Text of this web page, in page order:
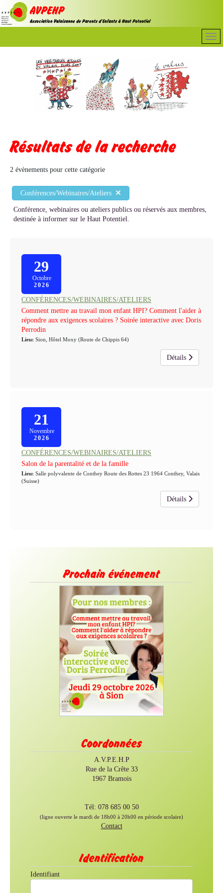
Résultats de la recherche
2 évènements pour cette catégorie
Conférences/Webinaires/Ateliers
Conférence, webinaires ou ateliers publics ou réservés aux membres,
destinée à informer sur le Haut Potentiel.
29
Octobre
2026
CONFÉRENCES/WEBINAIRES/ATELIERS
Comment mettre au travail mon enfant HPI? Comment l'aider à
répondre aux exigences scolaires ? Soirée interactive avec Doris
Perrodin
Lieu: Sion, Hôtel Moxy (Route de Chippis 64)
Détails
21
Novembre
2026
CONFÉRENCES/WEBINAIRES/ATELIERS
Salon de la parentalité et de la famille
Lieu: Salle polyvalente de Conthey Route des Rottes 23 1964 Conthey, Valais
(Suisse)
Détails
Prochain événement
Coordonnées
A.V.P.E.H.P
Rue de la Crête 33
1967 Bramois
Tél: 078 685 00 50
(ligne ouverte le mardi de 18h00 à 20h00 en période scolaire)
Contact
Identification
Identifiant